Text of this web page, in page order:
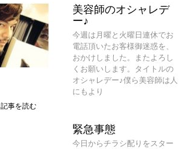
美容師のオシャレデ
ー♪
今週は月曜と火曜日連休でお
電話頂いたお客様御迷惑を、
おかけしました。またよろし
くお願いします。タイトルの
オシャレデー♪僕ら美容師は人
にもより
記事を読む
緊急事態
今日からチラシ配りをスター